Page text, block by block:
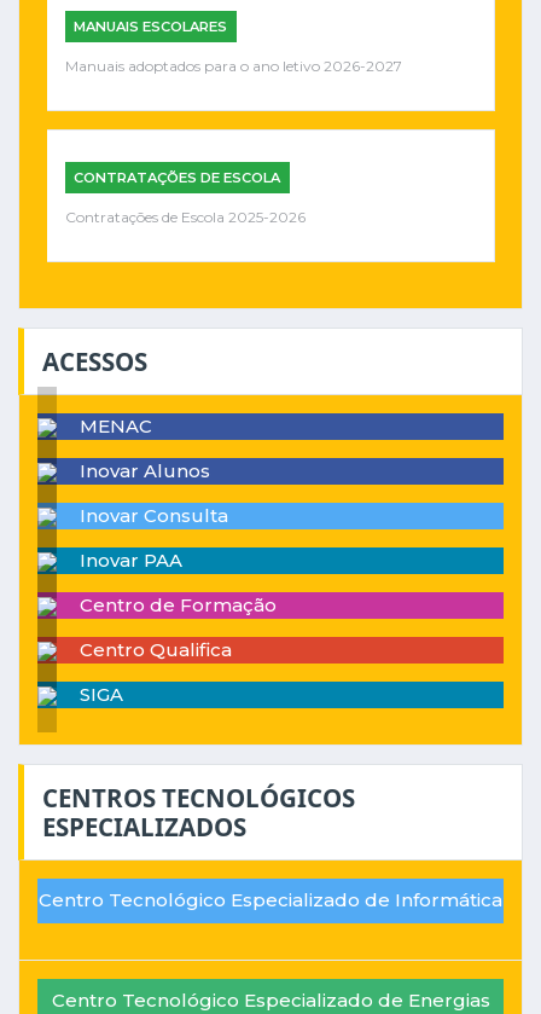
MANUAIS ESCOLARES
Manuais adoptados para o ano letivo 2026-2027
CONTRATAÇÕES DE ESCOLA
Contratações de Escola 2025-2026
ACESSOS
MENAC
Inovar Alunos
Inovar Consulta
Inovar PAA
Centro de Formação
Centro Qualifica
SIGA
CENTROS TECNOLÓGICOS
ESPECIALIZADOS
Centro Tecnológico Especializado de Informática
Centro Tecnológico Especializado de Energias